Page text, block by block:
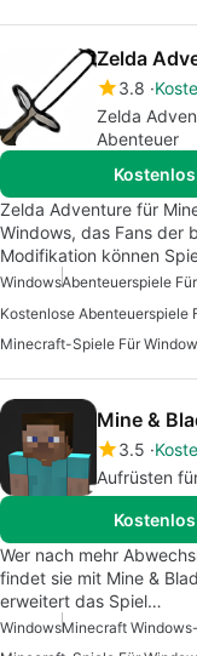
Zelda
3.8
Zelda
Abenteuer
Zelda Adventure für
Windows, das Fans der
Modifikation können
WindowsAbenteuerspiele
Minecraft-Spiele Für
Mine &
3.5
Aufrüsten
Wer nach mehr
findet sie mit Mine &
erweitert das Spiel…
WindowsMinecraft